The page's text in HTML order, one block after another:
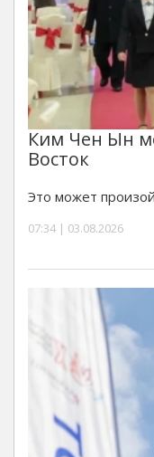
Ким Чен Ын
Восток
Это может
07:34 | 03.08.2026